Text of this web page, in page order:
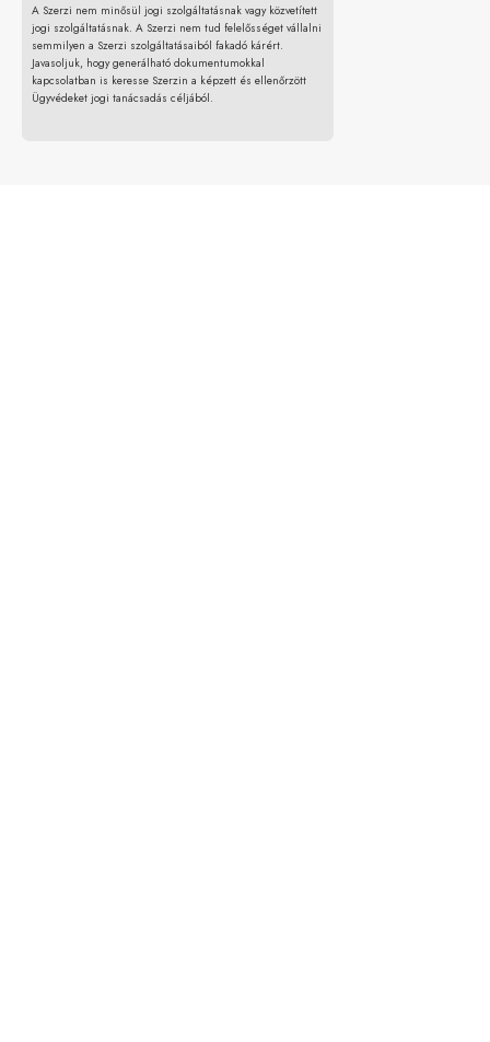
A Szerzi nem minősül jogi szolgáltatásnak vagy közvetített
jogi szolgáltatásnak. A Szerzi nem tud felelősséget vállalni
semmilyen a Szerzi szolgáltatásaiból fakadó kárért.
Javasoljuk, hogy generálható dokumentumokkal
kapcsolatban is keresse Szerzin a képzett és ellenőrzött
Ügyvédeket jogi tanácsadás céljából.